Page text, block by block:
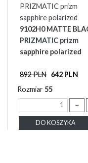
PRIZMATIC prizm
sapphire polarized
9102H0 MATTE
PRIZMATIC prizm
sapphire polarized
892 PLN 642 PLN
Rozmiar 55
－
DO KOSZYKA